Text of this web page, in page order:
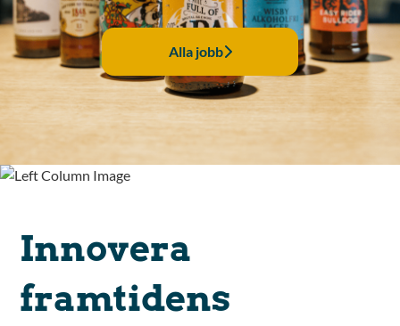
Alla jobb
Innovera
framtidens